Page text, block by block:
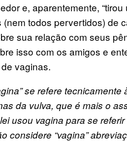
e, aparentemente,
(nem todos pervertidos) de
sua relação com seus
isso com os amigos e
vaginas.
se refere
da vulva, que é mais o
usou vagina para se
considere “vagina”